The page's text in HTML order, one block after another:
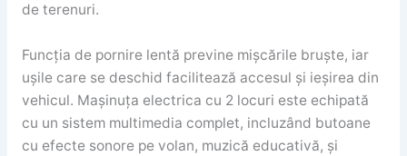
de terenuri.
Funcția de pornire lentă previne mișcările bruște, iar
ușile care se deschid facilitează accesul și ieșirea din
vehicul. Mașinuța electrica cu 2 locuri este echipată
cu un sistem multimedia complet, incluzând butoane
cu efecte sonore pe volan, muzică educativă, și